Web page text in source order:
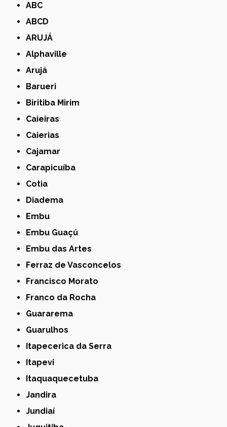
ABC
ABCD
ARUJÁ
Alphaville
Arujá
Barueri
Biritiba Mirim
Caieiras
Caierias
Cajamar
Carapicuíba
Cotia
Diadema
Embu
Embu Guaçú
Embu das Artes
Ferraz de Vasconcelos
Francisco Morato
Franco da Rocha
Guararema
Guarulhos
Itapecerica da Serra
Itapevi
Itaquaquecetuba
Jandira
Jundiaí